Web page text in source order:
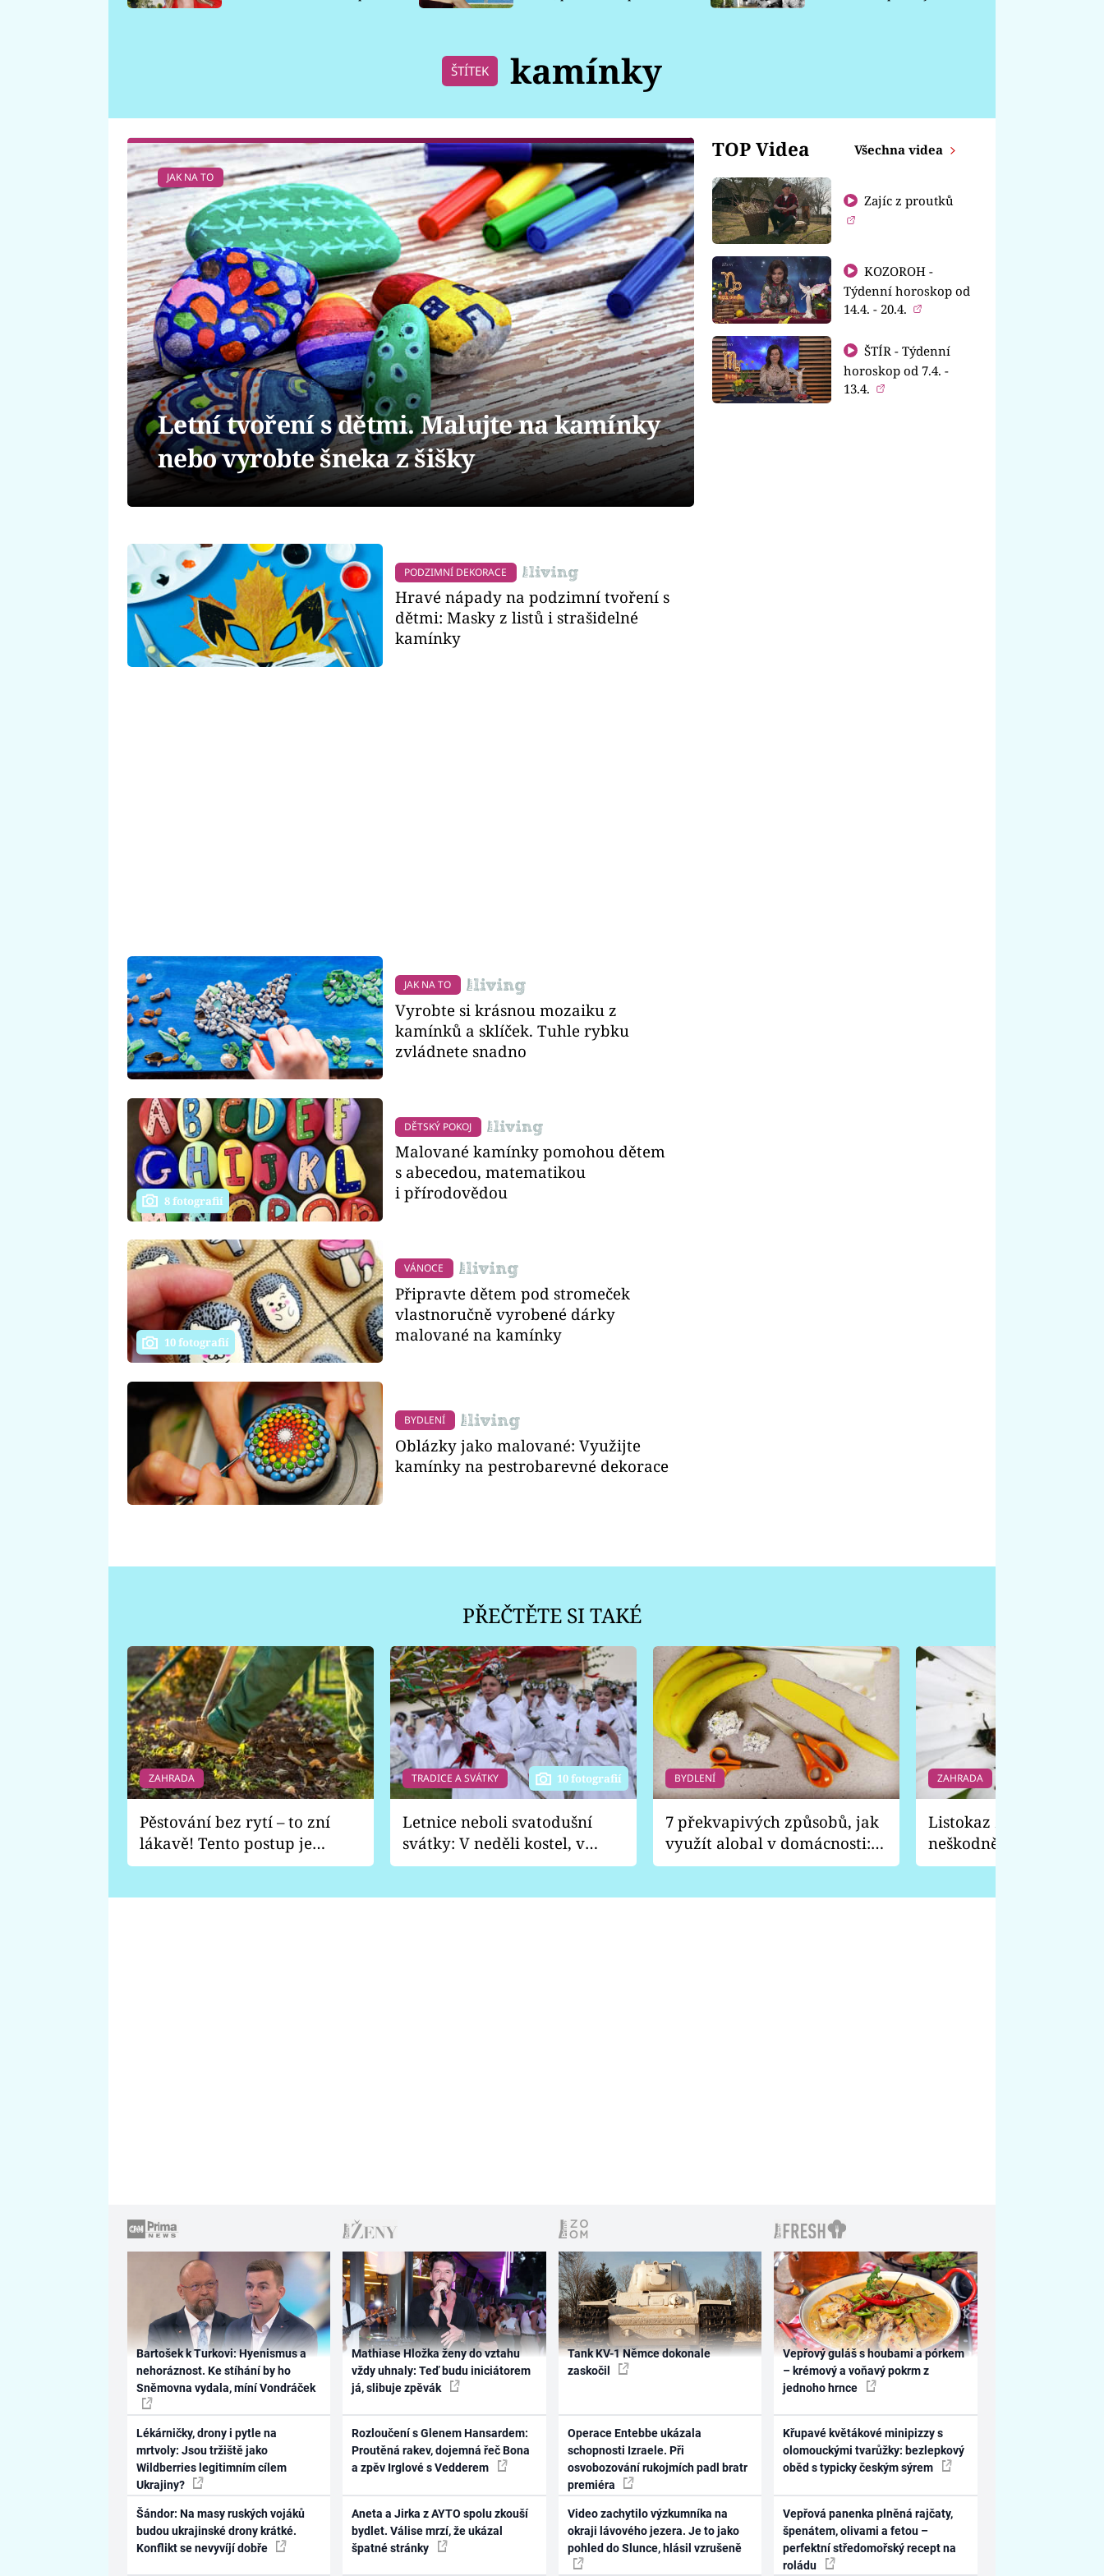
ŠTÍTEK kamínky
TOP Videa Všechna videa
Zajíc z proutků
KOZOROH -
Týdenní horoskop od
14.4. - 20.4.
ŠTÍR - Týdenní
horoskop od 7.4. -
13.4.
JAK NA TO
Letní tvoření s dětmi. Malujte na kamínky
nebo vyrobte šneka z šišky
PODZIMNÍ DEKORACE
Hravé nápady na podzimní tvoření s
dětmi: Masky z listů i strašidelné
kamínky
JAK NA TO
Vyrobte si krásnou mozaiku z
kamínků a sklíček. Tuhle rybku
zvládnete snadno
8 fotografií
DĚTSKÝ POKOJ
Malované kamínky pomohou dětem
s abecedou, matematikou
i přírodovědou
10 fotografií
VÁNOCE
Připravte dětem pod stromeček
vlastnoručně vyrobené dárky
malované na kamínky
BYDLENÍ
Oblázky jako malované: Využijte
kamínky na pestrobarevné dekorace
PŘEČTĚTE SI TAKÉ
ZAHRADA
Pěstování bez rytí – to zní
lákavě! Tento postup je
vhodný jen pro některé
TRADICE A SVÁTKY 10 fotografií
Letnice neboli svatodušní
svátky: V neděli kostel, v
pondělí zábava
BYDLENÍ
7 překvapivých způsobů, jak
využít alobal v domácnosti:
Nabrousí nože a vydrhne
ZAHRADA
Listokaz zahradní
neškodně, ale je to
před tímhle broukem
Bartošek k Turkovi: Hyenismus a
nehoráznost. Ke stíhání by ho
Sněmovna vydala, míní Vondráček
Lékárničky, drony i pytle na
mrtvoly: Jsou tržiště jako
Wildberries legitimním cílem
Ukrajiny?
Šándor: Na masy ruských vojáků
budou ukrajinské drony krátké.
Konflikt se nevyvíjí dobře
Mathiase Hložka ženy do vztahu
vždy uhnaly: Teď budu iniciátorem
já, slibuje zpěvák
Rozloučení s Glenem Hansardem:
Proutěná rakev, dojemná řeč Bona
a zpěv Irglové s Vedderem
Aneta a Jirka z AYTO spolu zkouší
bydlet. Válise mrzí, že ukázal
špatné stránky
Tank KV-1 Němce dokonale
zaskočil
Operace Entebbe ukázala
schopnosti Izraele. Při
osvobozování rukojmích padl bratr
premiéra
Video zachytilo výzkumníka na
okraji lávového jezera. Je to jako
pohled do Slunce, hlásil vzrušeně
Vepřový guláš s houbami a pórkem
– krémový a voňavý pokrm z
jednoho hrnce
Křupavé květákové minipizzy s
olomouckými tvarůžky: bezlepkový
oběd s typicky českým sýrem
Vepřová panenka plněná rajčaty,
špenátem, olivami a fetou –
perfektní středomořský recept na
roládu